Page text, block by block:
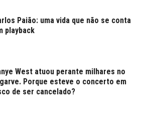
Paião: uma vida que não se conta
playback
West atuou perante milhares no
Porque esteve o concerto em
de ser cancelado?